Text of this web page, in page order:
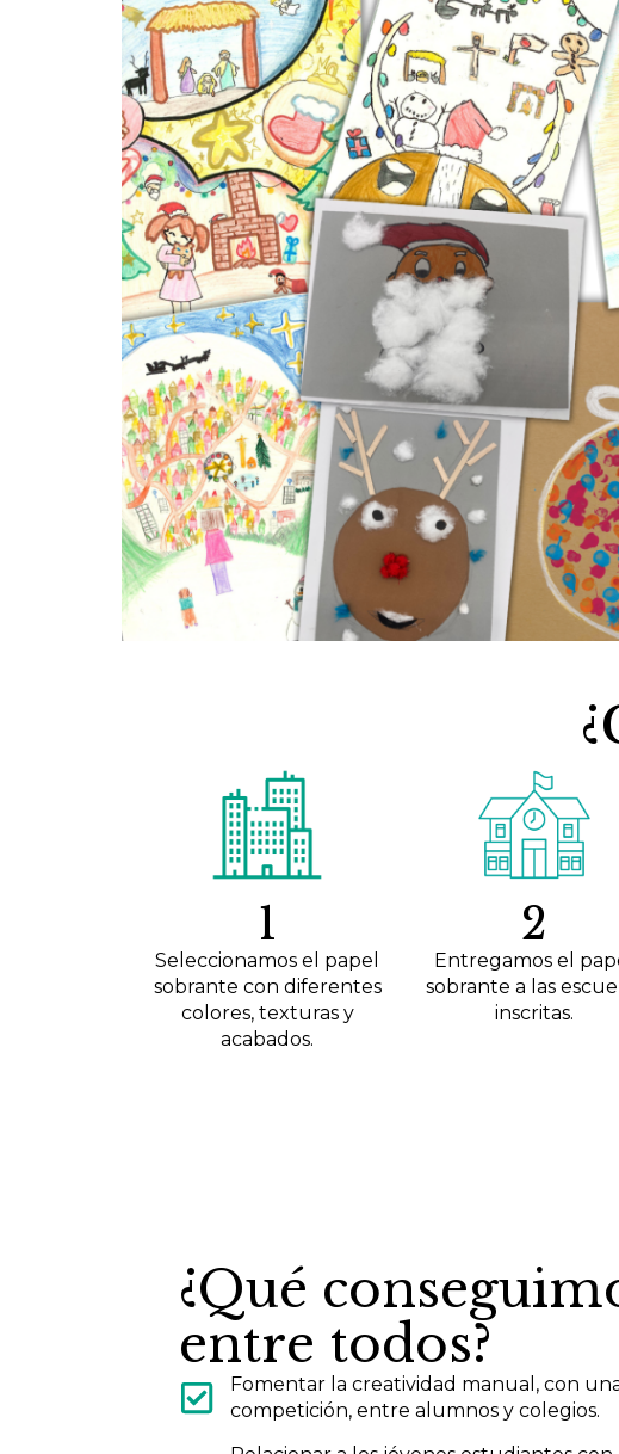
1
Seleccionamos el papel
sobrante con diferentes
colores, texturas y
acabados.
2
Entregamos el
sobrante a las
inscritas.
¿Qué
entre todos?
Fomentar la creatividad manual, con
competición, entre alumnos y colegios.